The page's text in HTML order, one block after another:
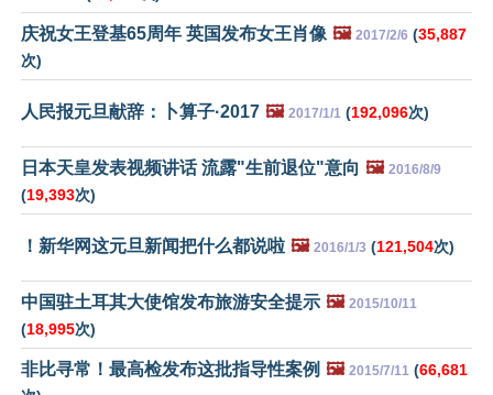
庆祝女王登基65周年 英国发布女王肖像 🖼️ 2017/2/6 (35,887
次)
人民报元旦献辞：卜算子·2017 🖼️ 2017/1/1 (192,096次)
日本天皇发表视频讲话 流露"生前退位"意向 🖼️ 2016/8/9
(19,393次)
！新华网这元旦新闻把什么都说啦 🖼️ 2016/1/3 (121,504次)
中国驻土耳其大使馆发布旅游安全提示 🖼️ 2015/10/11
(18,995次)
非比寻常！最高检发布这批指导性案例 🖼️ 2015/7/11 (66,681